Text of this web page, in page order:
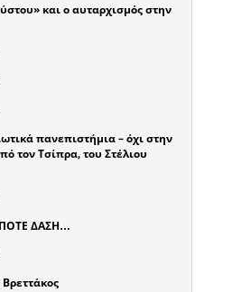
και ο αυταρχισμός στην
πανεπιστήμια – όχι στην
τον Τσίπρα, του Στέλιου
ΔΑΣΗ…